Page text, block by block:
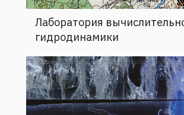
Лаборатория
гидродинамики